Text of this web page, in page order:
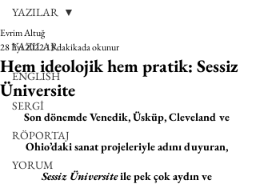
YAZILAR
ENGLISH
SERGİ
RÖPORTAJ
YORUM
YAZILAR
Hem ideolojik hem pratik: Sessiz
Üniversite
Evrim Altuğ
28 Eyl 202213 dakikada okunur
Son dönemde Venedik, Üsküp, Cleveland ve
Ohio’daki sanat projeleriyle adını duyuran,
Sessiz Üniversite ile pek çok aydın ve